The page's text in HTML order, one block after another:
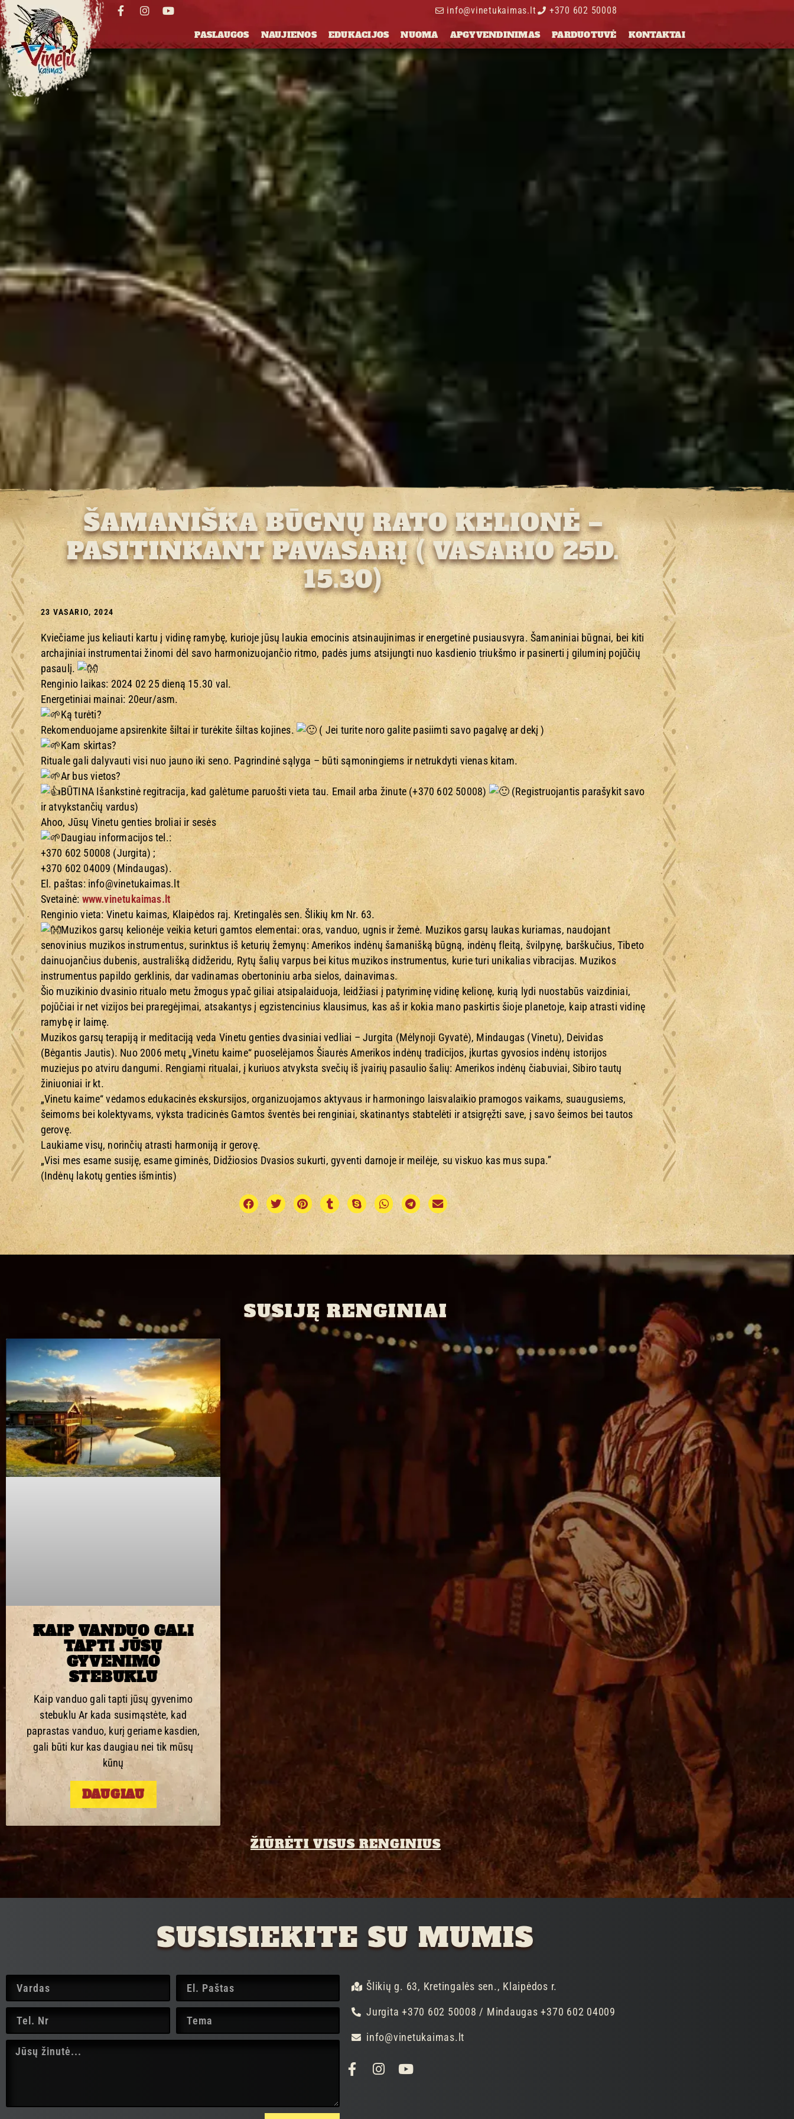
info@vinetukaimas.lt +370 602 50008
PASLAUGOS NAUJIENOS EDUKACIJOS NUOMA APGYVENDINIMAS PARDUOTUVĖ KONTAKTAI
ŠAMANIŠKA BŪGNŲ RATO KELIONĖ –
PASITINKANT PAVASARĮ ( VASARIO 25D.
15.30)
23 VASARIO, 2024
Kviečiame jus keliauti kartu į vidinę ramybę, kurioje jūsų laukia emocinis atsinaujinimas ir energetinė pusiausvyra. Šamaniniai būgnai, bei kiti
archajiniai instrumentai žinomi dėl savo harmonizuojančio ritmo, padės jums atsijungti nuo kasdienio triukšmo ir pasinerti į giluminį pojūčių
pasaulį.
Renginio laikas: 2024 02 25 dieną 15.30 val.
Energetiniai mainai: 20eur/asm.
Ką turėti?
Rekomenduojame apsirenkite šiltai ir turėkite šiltas kojines.
( Jei turite noro galite pasiimti savo pagalvę ar dekį )
Kam skirtas?
Rituale gali dalyvauti visi nuo jauno iki seno. Pagrindinė sąlyga – būti sąmoningiems ir netrukdyti vienas kitam.
Ar bus vietos?
BŪTINA Išankstinė regitracija, kad galėtume paruošti vieta tau. Email arba žinute (+370 602 50008)
(Registruojantis parašykit savo
ir atvykstančių vardus)
Ahoo, Jūsų Vinetu genties broliai ir sesės
Daugiau informacijos tel.:
+370 602 50008 (Jurgita) ;
+370 602 04009 (Mindaugas).
El. paštas: info@vinetukaimas.lt
Svetainė: www.vinetukaimas.lt
Renginio vieta: Vinetu kaimas, Klaipėdos raj. Kretingalės sen. Šlikių km Nr. 63.
Muzikos garsų kelionėje veikia keturi gamtos elementai: oras, vanduo, ugnis ir žemė. Muzikos garsų laukas kuriamas, naudojant
senovinius muzikos instrumentus, surinktus iš keturių žemynų: Amerikos indėnų šamanišką būgną, indėnų fleitą, švilpynę, barškučius, Tibeto
dainuojančius dubenis, australišką didžeridu, Rytų šalių varpus bei kitus muzikos instrumentus, kurie turi unikalias vibracijas. Muzikos
instrumentus papildo gerklinis, dar vadinamas obertoniniu arba sielos, dainavimas.
Šio muzikinio dvasinio ritualo metu žmogus ypač giliai atsipalaiduoja, leidžiasi į patyriminę vidinę kelionę, kurią lydi nuostabūs vaizdiniai,
pojūčiai ir net vizijos bei praregėjimai, atsakantys į egzistencinius klausimus, kas aš ir kokia mano paskirtis šioje planetoje, kaip atrasti vidinę
ramybę ir laimę.
Muzikos garsų terapiją ir meditaciją veda Vinetu genties dvasiniai vedliai – Jurgita (Mėlynoji Gyvatė), Mindaugas (Vinetu), Deividas
(Bėgantis Jautis). Nuo 2006 metų „Vinetu kaime“ puoselėjamos Šiaurės Amerikos indėnų tradicijos, įkurtas gyvosios indėnų istorijos
muziejus po atviru dangumi. Rengiami ritualai, į kuriuos atvyksta svečių iš įvairių pasaulio šalių: Amerikos indėnų čiabuviai, Sibiro tautų
žiniuoniai ir kt.
„Vinetu kaime“ vedamos edukacinės ekskursijos, organizuojamos aktyvaus ir harmoningo laisvalaikio pramogos vaikams, suaugusiems,
šeimoms bei kolektyvams, vyksta tradicinės Gamtos šventės bei renginiai, skatinantys stabtelėti ir atsigręžti save, į savo šeimos bei tautos
gerovę.
Laukiame visų, norinčių atrasti harmoniją ir gerovę.
„Visi mes esame susiję, esame giminės, Didžiosios Dvasios sukurti, gyventi darnoje ir meilėje, su viskuo kas mus supa.”
(Indėnų lakotų genties išmintis)
SUSIJĘ RENGINIAI
KAIP VANDUO GALI
TAPTI JŪSŲ
GYVENIMO
STEBUKLU
Kaip vanduo gali tapti jūsų gyvenimo
stebuklu Ar kada susimąstėte, kad
paprastas vanduo, kurį geriame kasdien,
gali būti kur kas daugiau nei tik mūsų
kūnų
DAUGIAU
ŽIŪRĖTI VISUS RENGINIUS
SUSISIEKITE SU MUMIS
Šlikių g. 63, Kretingalės sen., Klaipėdos r.
Jurgita +370 602 50008 / Mindaugas +370 602 04009
info@vinetukaimas.lt